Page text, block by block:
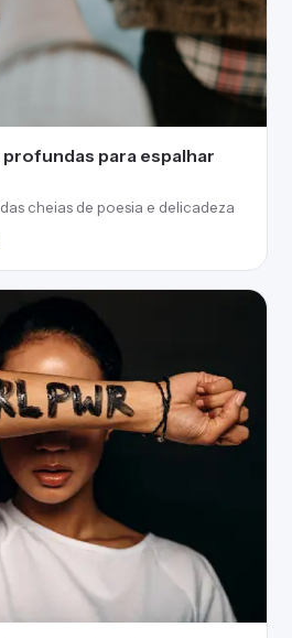
para espalhar
cheias de poesia e delicadeza